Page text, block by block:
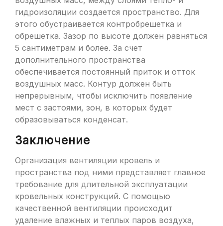
гидроизоляции создается пространство. Для
этого обустраивается контробрешетка и
обрешетка. Зазор по высоте должен равняться
5 сантиметрам и более. За счет
дополнительного пространства
обеспечивается постоянный приток и отток
воздушных масс. Контур должен быть
непрерывным, чтобы исключить появление
мест с застоями, зон, в которых будет
образовываться конденсат.
Заключение
Организация вентиляции кровель и
пространства под ними представляет главное
требование для длительной эксплуатации
кровельных конструкций. С помощью
качественной вентиляции происходит
удаление влажных и теплых паров воздуха,